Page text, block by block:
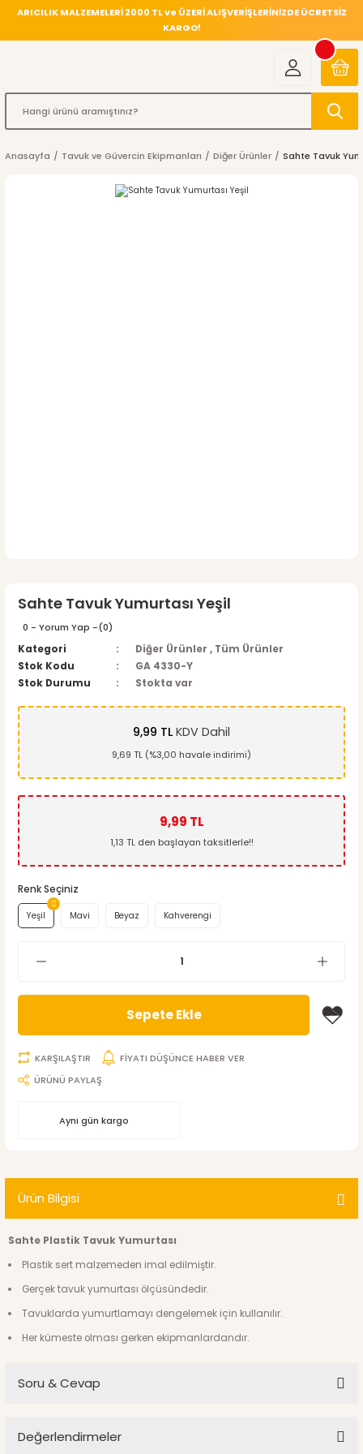
ARICILIK MALZEMELERİ 2000 TL ve ÜZERİ ALIŞVERİŞLERİNİZDE ÜCRETSİZ
KARGO!
Anasayfa Tavuk ve Güvercin Ekipmanları Diğer Ürünler Sahte Tavuk
Sahte Tavuk Yumurtası Yeşil
0 - Yorum Yap -(0)
Kategori
Diğer Ürünler , Tüm Ürünler
Stok Kodu
GA 4330-Y
Stok Durumu
Stokta var
9,99 TL KDV Dahil
9,69 TL (%3,00 havale indirimi)
9,99 TL
1,13 TL den başlayan taksitlerle!!
Renk Seçiniz
Yeşil Mavi Beyaz Kahverengi
Sepete Ekle
KARŞILAŞTIR
FİYATI DÜŞÜNCE HABER VER
ÜRÜNÜ PAYLAŞ
Aynı gün kargo
Ürün Bilgisi
Sahte Plastik Tavuk Yumurtası
Plastik sert malzemeden imal edilmiştir.
Gerçek tavuk yumurtası ölçüsündedir.
Tavuklarda yumurtlamayı dengelemek için kullanılır.
Her kümeste olması gerken ekipmanlardandır.
Soru & Cevap
Değerlendirmeler